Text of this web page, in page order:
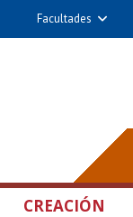
Facultades
CREACIÓN